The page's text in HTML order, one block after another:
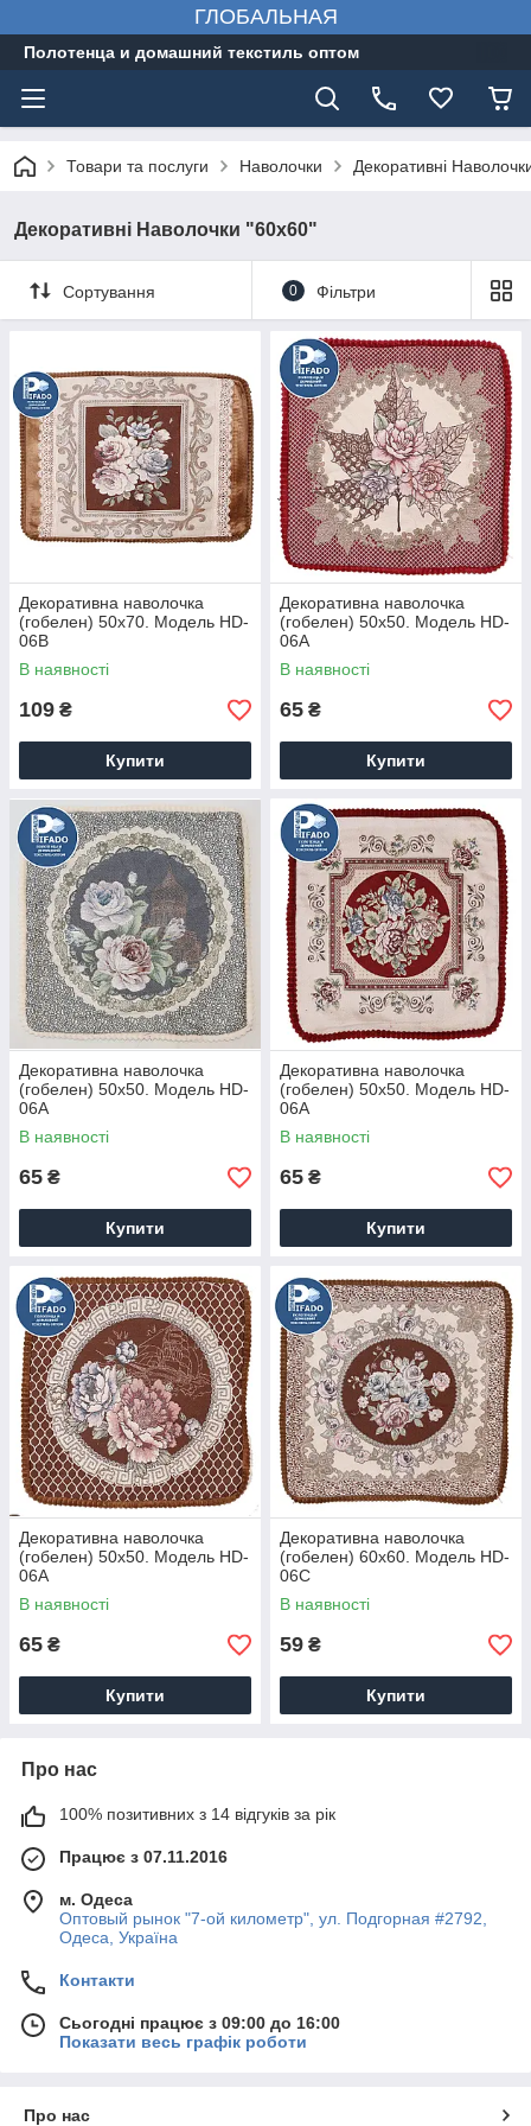
ГЛОБАЛЬНАЯ
Полотенца и домашний текстиль оптом
Товари та послуги Наволочки Декоративні
Декоративні Наволочки "60х60"
Сортування 0 Фільтри
Декоративна наволочка
(гобелен) 50х70. Модель HD-
06B
В наявності
109 ₴
Купити
Декоративна наволочка
(гобелен) 50х50. Модель HD-
06A
В наявності
65 ₴
Купити
Декоративна наволочка
(гобелен) 50х50. Модель HD-
06A
В наявності
65 ₴
Купити
Декоративна наволочка
(гобелен) 50х50. Модель HD-
06A
В наявності
65 ₴
Купити
Декоративна наволочка
(гобелен) 50х50. Модель HD-
06A
В наявності
65 ₴
Купити
Декоративна наволочка
(гобелен) 60х60. Модель HD-
06C
В наявності
59 ₴
Купити
Про нас
100% позитивних з 14 відгуків за рік
Працює з 07.11.2016
м. Одеса
Оптовый рынок "7-ой километр", ул. Подгорная #2792,
Одеса, Україна
Контакти
Сьогодні працює з 09:00 до 16:00
Показати весь графік роботи
Про нас